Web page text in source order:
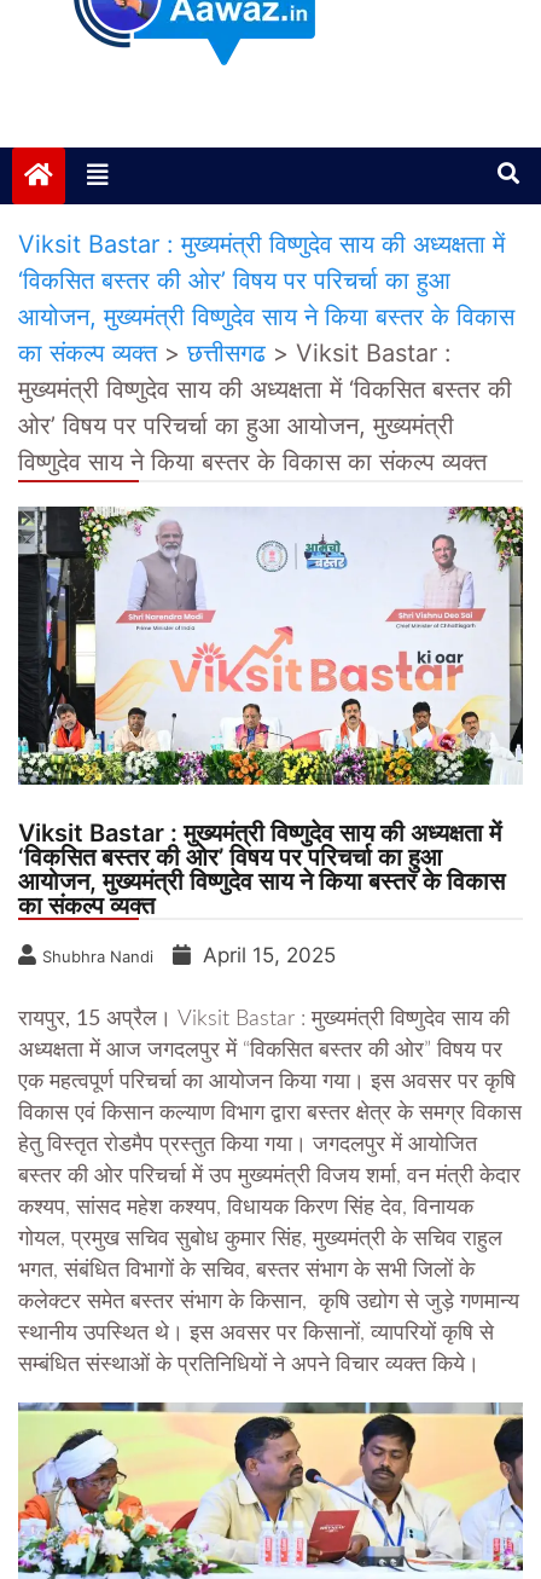
Viksit Bastar : मुख्यमंत्री विष्णुदेव साय की अध्यक्षता में
‘विकसित बस्तर की ओर’ विषय पर परिचर्चा का हुआ
आयोजन, मुख्यमंत्री विष्णुदेव साय ने किया बस्तर के विकास
का संकल्प व्यक्त>छत्तीसगढ > Viksit Bastar :
मुख्यमंत्री विष्णुदेव साय की अध्यक्षता में ‘विकसित बस्तर की
ओर’ विषय पर परिचर्चा का हुआ आयोजन, मुख्यमंत्री
विष्णुदेव साय ने किया बस्तर के विकास का संकल्प व्यक्त
Viksit Bastar : मुख्यमंत्री विष्णुदेव साय की अध्यक्षता में
‘विकसित बस्तर की ओर’ विषय पर परिचर्चा का हुआ
आयोजन, मुख्यमंत्री विष्णुदेव साय ने किया बस्तर के विकास
का संकल्प व्यक्त
Shubhra Nandi April 15, 2025
रायपुर, 15 अप्रैल। Viksit Bastar : मुख्यमंत्री विष्णुदेव साय की
अध्यक्षता में आज जगदलपुर में “विकसित बस्तर की ओर” विषय पर
एक महत्वपूर्ण परिचर्चा का आयोजन किया गया। इस अवसर पर कृषि
विकास एवं किसान कल्याण विभाग द्वारा बस्तर क्षेत्र के समग्र विकास
हेतु विस्तृत रोडमैप प्रस्तुत किया गया। जगदलपुर में आयोजित
बस्तर की ओर परिचर्चा में उप मुख्यमंत्री विजय शर्मा, वन मंत्री केदार
कश्यप, सांसद महेश कश्यप, विधायक किरण सिंह देव, विनायक
गोयल, प्रमुख सचिव सुबोध कुमार सिंह, मुख्यमंत्री के सचिव राहुल
भगत, संबंधित विभागों के सचिव, बस्तर संभाग के सभी जिलों के
कलेक्टर समेत बस्तर संभाग के किसान, कृषि उद्योग से जुड़े गणमान्य
स्थानीय उपस्थित थे। इस अवसर पर किसानों, व्यापरियों कृषि से
सम्बंधित संस्थाओं के प्रतिनिधियों ने अपने विचार व्यक्त किये।